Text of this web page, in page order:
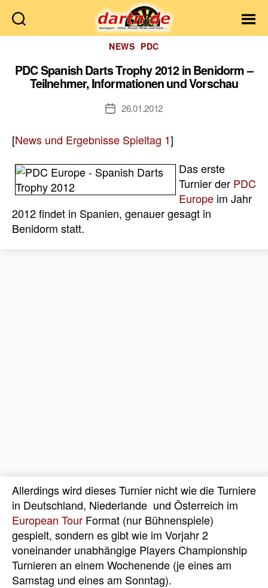
Dartn.de
Kategorien
NEWS PDC
PDC Spanish Darts Trophy 2012 in Benidorm –
Teilnehmer, Informationen und Vorschau
Veröffentlichungsdatum
26.01.2012
[News und Ergebnisse Spieltag 1]
Das erste
Turnier der PDC
Europe im Jahr
2012 findet in Spanien, genauer gesagt in
Benidorm statt.
Allerdings wird dieses Turnier nicht wie die Turniere
in Deutschland, Niederlande und Österreich im
European Tour Format (nur Bühnenspiele)
gespielt, sondern es gibt wie im Vorjahr 2
voneinander unabhängige Players Championship
Turnieren an einem Wochenende (je eines am
Samstag und eines am Sonntag).